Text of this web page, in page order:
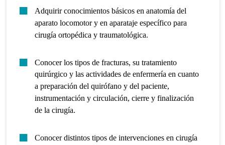
Adquirir conocimientos básicos en anatomía del
aparato locomotor y en aparataje específico para
cirugía ortopédica y traumatológica.
Conocer los tipos de fracturas, su tratamiento
quirúrgico y las actividades de enfermería en cuanto
a preparación del quirófano y del paciente,
instrumentación y circulación, cierre y finalización
de la cirugía.
Conocer distintos tipos de intervenciones en cirugía